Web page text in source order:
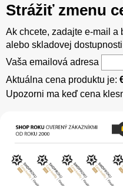
Strážiť zmenu
Ak chcete, zadajte e-mail a
alebo skladovej
Vaša emailová adresa
Aktuálna cena produktu je:
Upozorni ma keď cena